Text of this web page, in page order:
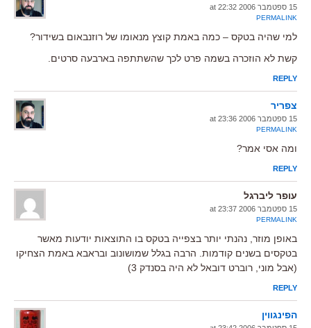
15 ספטמבר 2006 at 22:32
PERMALINK
למי שהיה בטקס – כמה באמת קוצץ מנאומו של רוזנבאום בשידור?
קשת לא הוזכרה בשמה פרט לכך שהשתתפה בארבעה סרטים.
REPLY
צפריר
15 ספטמבר 2006 at 23:36
PERMALINK
ומה אסי אמר?
REPLY
עופר ליברגל
15 ספטמבר 2006 at 23:37
PERMALINK
באופן מוזר, נהנתי יותר בצפייה בטקס בו התוצאות יודעות מאשר
בטקסים בשנים קודמות. הרבה בגלל שמושונוב ובראבא באמת הצחיקו
(אבל מוני, רוברט דובאל לא היה בסנדק 3)
REPLY
הפינגווין